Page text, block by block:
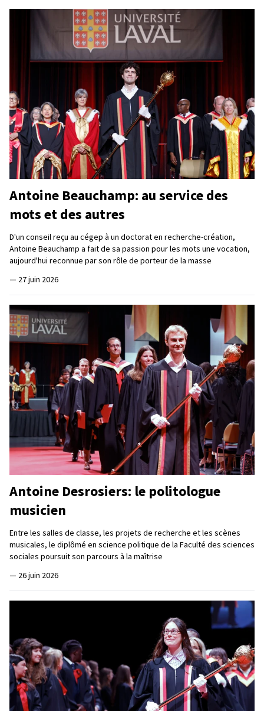
Antoine Beauchamp: au service des
mots et des autres
D'un conseil reçu au cégep à un doctorat en recherche-création,
Antoine Beauchamp a fait de sa passion pour les mots une vocation,
aujourd'hui reconnue par son rôle de porteur de la masse
— 27 juin 2026
Antoine Desrosiers: le politologue
musicien
Entre les salles de classe, les projets de recherche et les scènes
musicales, le diplômé en science politique de la Faculté des sciences
sociales poursuit son parcours à la maîtrise
— 26 juin 2026